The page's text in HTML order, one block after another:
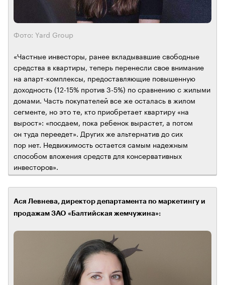
Фото: Yard Group
«Частные инвесторы, ранее вкладывавшие свободные
средства в квартиры, теперь перенесли свое внимание
на апарт-комплексы, предоставляющие повышенную
доходность (12-15% против 3-5%) по сравнению с жилыми
домами. Часть покупателей все же осталась в жилом
сегменте, но это те, кто приобретает квартиру «на
вырост»: «посдаем, пока ребенок вырастет, а потом
он туда переедет». Других же альтернатив до сих
пор нет. Недвижимость остается самым надежным
способом вложения средств для консервативных
инвесторов».
Ася Левнева, директор департамента по маркетингу и
продажам ЗАО «Балтийская жемчужина»: